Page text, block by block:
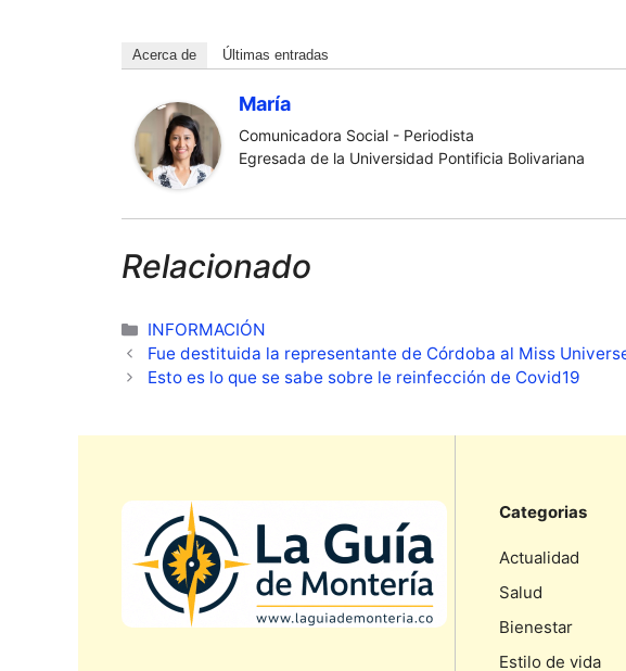
Acerca de Últimas entradas
María
Comunicadora Social - Periodista
Egresada de la Universidad Pontificia Bolivariana
Relacionado
Categorías
INFORMACIÓN
Fue destituida la representante de Córdoba al Miss
Esto es lo que se sabe sobre le reinfección de Covid19
Categorias
Actualidad
Salud
Bienestar
Estilo de vida